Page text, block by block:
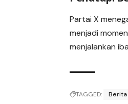
Partai X
menjadi
menjalankan
TAGGED: Berita